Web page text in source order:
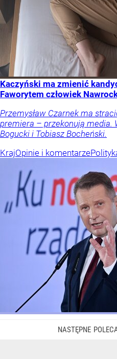
Kaczyński ma zmienić
Faworytem człowiek
Przemysław Czarnek ma
premiera – przekonują media.
Bogucki i Tobiasz Bocheński.
KrajOpinie i komentarze